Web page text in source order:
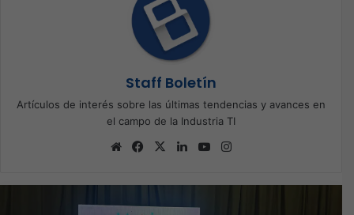
Staff Boletín
Artículos de interés sobre las últimas tendencias y avances en
el campo de la Industria TI
Sitio
Facebook
X LinkedInYouTube